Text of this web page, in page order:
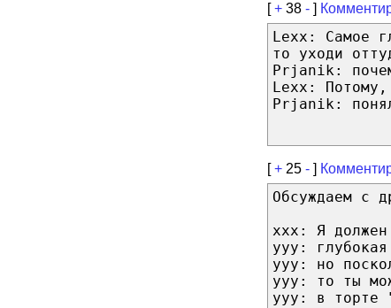
[+ 38 - ]
Lexx: Самое
то уходи
Prjanik:
Lexx:
Prjanik:
[+ 25 - ]
Обсуждаем с
xxx: Я должен
yyy:
yyy: но
yyy: то ты
yyy: в торте